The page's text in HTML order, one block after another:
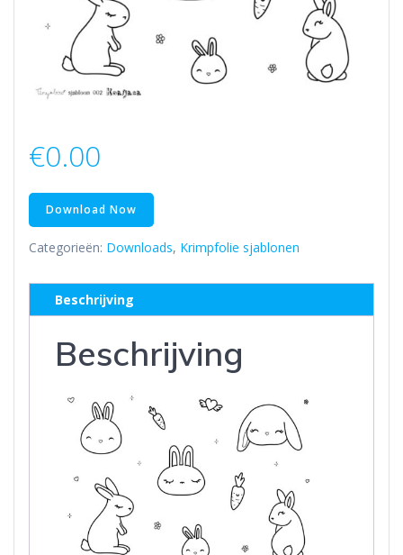
€0.00
Download Now
Categorieën: Downloads, Krimpfolie sjablonen
Beschrijving
Beschrijving